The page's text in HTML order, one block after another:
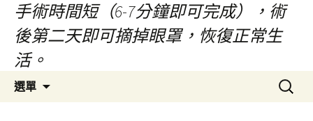
手術時間短（6-7分鐘即可完成），術
後第二天即可摘掉眼罩，恢復正常生
活。
選單
搜
尋